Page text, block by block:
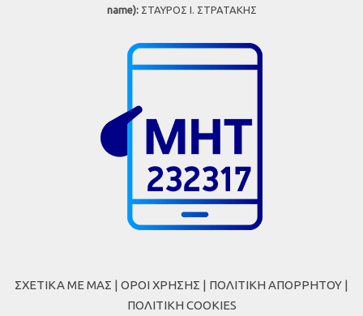
name):ΣΤΑΥΡΟΣ Ι. ΣΤΡΑΤΑΚΗΣ
ΣΧΕΤΙΚΑ ΜΕ ΜΑΣ | ΟΡΟΙ ΧΡΗΣΗΣ | ΠΟΛΙΤΙΚΗ ΑΠΟΡΡΗΤΟΥ |
ΠΟΛΙΤΙΚΗ COOKIES